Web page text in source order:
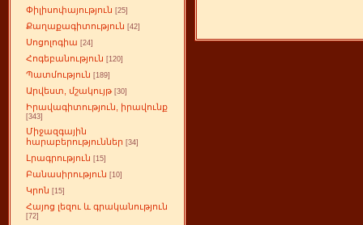
Փիլիսոփայություն [25]
Քաղաքագիտություն [42]
Սոցոլոգիա [24]
Հոգեբանություն [120]
Պատմություն [189]
Արվեստ, մշակույթ [30]
Իրավագիտություն, իրավունք
[343]
Միջազգային
հարաբերություններ [34]
Լրագրություն [15]
Բանասիրություն [10]
Կրոն [15]
Հայոց լեզու և գրականություն
[72]